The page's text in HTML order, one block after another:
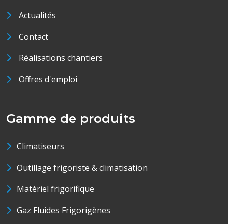
Actualités
Contact
Réalisations chantiers
Offres d'emploi
Gamme de produits
Climatiseurs
Outillage frigoriste & climatisation
Matériel frigorifique
Gaz Fluides Frigorigènes